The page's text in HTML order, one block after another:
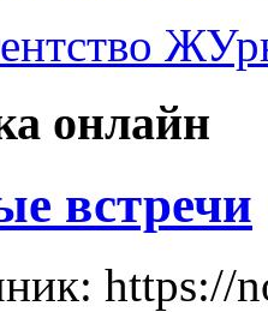
онлайн
встречи
https://